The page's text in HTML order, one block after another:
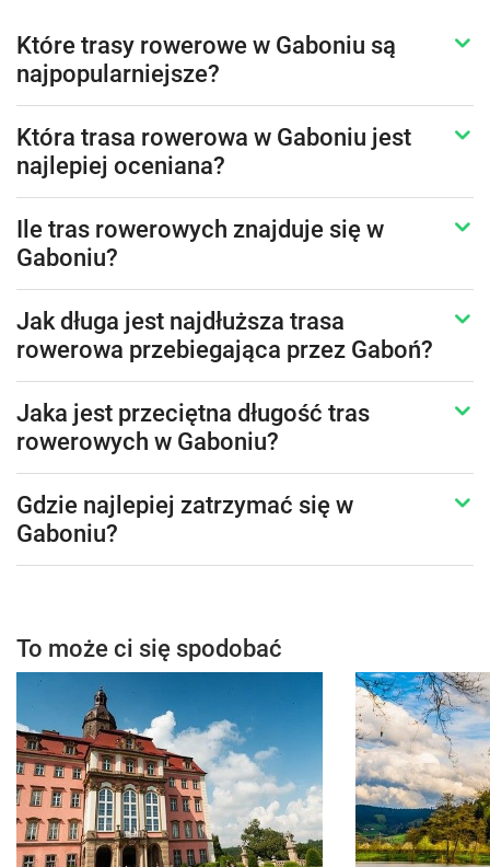
Które trasy rowerowe w Gaboniu są
najpopularniejsze?
Która trasa rowerowa w Gaboniu jest
najlepiej oceniana?
Ile tras rowerowych znajduje się w
Gaboniu?
Jak długa jest najdłuższa trasa
rowerowa przebiegająca przez Gaboń?
Jaka jest przeciętna długość tras
rowerowych w Gaboniu?
Gdzie najlepiej zatrzymać się w
Gaboniu?
To może ci się spodobać